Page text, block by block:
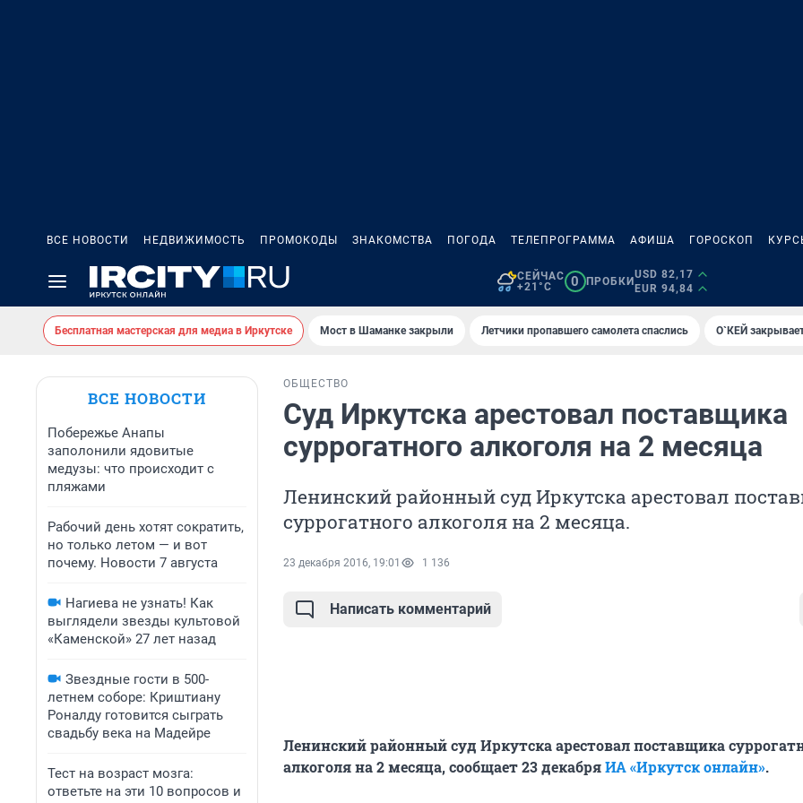
ВСЕ НОВОСТИ НЕДВИЖИМОСТЬ ПРОМОКОДЫ ЗНАКОМСТВА ПОГОДА ТЕЛЕПРОГРАММА АФИША ГОРОСКОП
СЕЙЧАС
+21°C
0 ПРОБКИ
USD 82,17
EUR 94,84
Бесплатная мастерская для медиа в Иркутске Мост в Шаманке закрыли Летчики пропавшего самолета спаслись О`КЕЙ
ВСЕ НОВОСТИ
Побережье Анапы
заполонили ядовитые
медузы: что происходит с
пляжами
Рабочий день хотят сократить,
но только летом — и вот
почему. Новости 7 августа
Нагиева не узнать! Как
выглядели звезды культовой
«Каменской» 27 лет назад
Звездные гости в 500-
летнем соборе: Криштиану
Роналду готовится сыграть
свадьбу века на Мадейре
Тест на возраст мозга:
ответьте на эти 10 вопросов и
ОБЩЕСТВО
Суд Иркутска арестовал поставщика
суррогатного алкоголя на 2 месяца
Ленинский районный суд Иркутска арестовал
суррогатного алкоголя на 2 месяца.
23 декабря 2016, 19:01 1 136
Написать комментарий
Ленинский районный суд Иркутска арестовал поставщика
алкоголя на 2 месяца, сообщает 23 декабряИА «Иркутск онлайн».